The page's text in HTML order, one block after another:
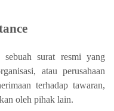
surat resmi yang
atau perusahaan
terhadap tawaran,
oleh pihak lain.